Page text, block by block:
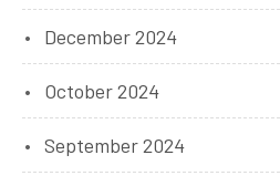
December 2024
October 2024
September 2024